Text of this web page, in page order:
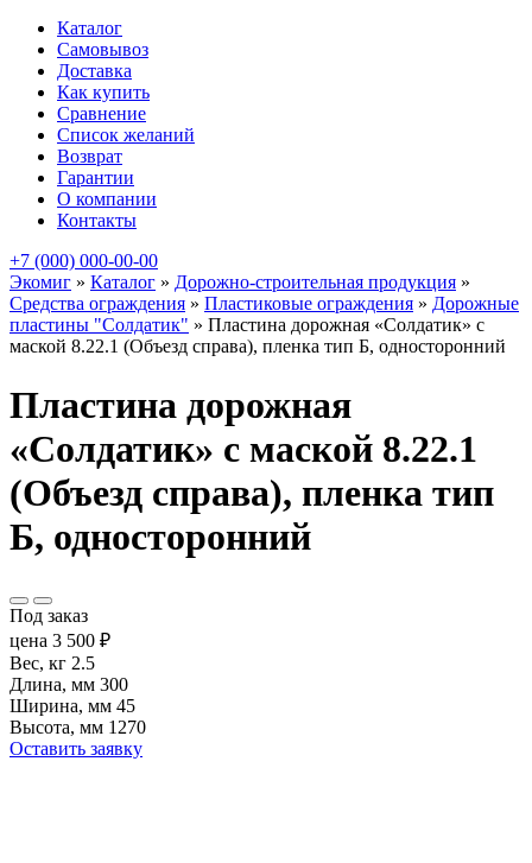
Каталог
Самовывоз
Доставка
Как купить
Сравнение
Список желаний
Возврат
Гарантии
О компании
Контакты
+7 (000) 000-00-00
Экомиг » Каталог » Дорожно-строительная продукция »
Средства ограждения » Пластиковые ограждения » Дорожные
пластины "Солдатик" » Пластина дорожная «Солдатик» с
маской 8.22.1 (Объезд справа), пленка тип Б, односторонний
Пластина дорожная
«Солдатик» с маской 8.22.1
(Объезд справа), пленка тип
Б, односторонний
Под заказ
цена 3 500 ₽
Вес, кг 2.5
Длина, мм 300
Ширина, мм 45
Высота, мм 1270
Оставить заявку